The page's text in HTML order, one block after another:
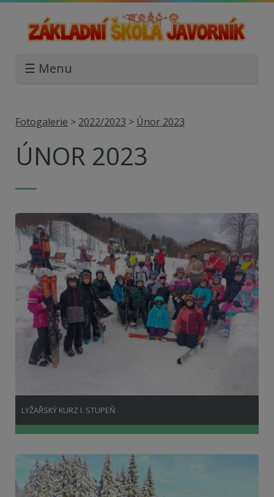
☰ Menu
Fotogalerie > 2022/2023 > Únor 2023
ÚNOR 2023
LYŽAŘSKÝ KURZ I. STUPEŇ